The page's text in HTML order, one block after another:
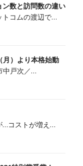
数と訪問数の違い
トコムの渡辺で…
月）より本格始動
中戸次／…
…コストが増え…